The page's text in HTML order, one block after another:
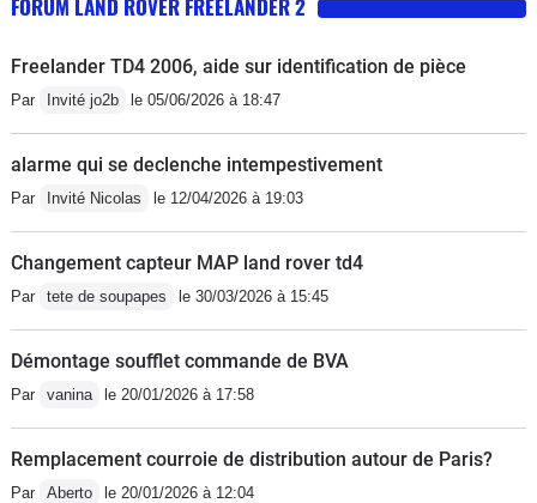
FORUM LAND ROVER FREELANDER 2
Freelander TD4 2006, aide sur identification de pièce
Par Invité jo2b le 05/06/2026 à 18:47
alarme qui se declenche intempestivement
Par Invité Nicolas le 12/04/2026 à 19:03
Changement capteur MAP land rover td4
Par tete de soupapes le 30/03/2026 à 15:45
Démontage soufflet commande de BVA
Par vanina le 20/01/2026 à 17:58
Remplacement courroie de distribution autour de Paris?
Par Aberto le 20/01/2026 à 12:04